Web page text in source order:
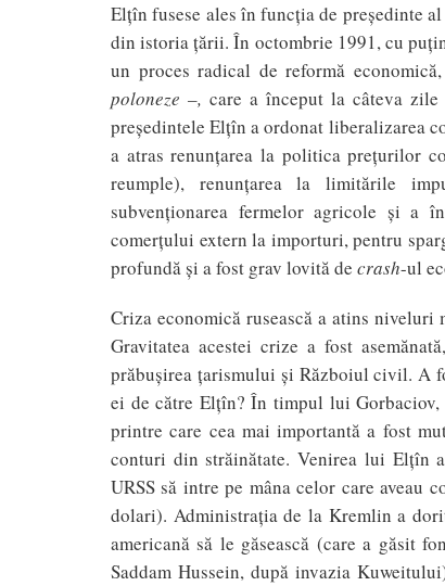
Elţîn fusese ales în funcţia de preşedinte
din istoria ţării. În octombrie 1991, cu
un proces radical de reformă
poloneze –,care a început la câteva
preşedintele Elţîn a ordonat liberalizarea
a atras renunţarea la politica preţurilor
reumple), renunţarea la limitările
subvenţionarea fermelor agricole şi a
comerţului extern la importuri, pentru
profundă şi a fost grav lovită de crash-ul
Criza economică rusească a atins
Gravitatea acestei crize a fost
prăbuşirea ţarismului şi Războiul civil. A
ei de către Elţîn? În timpul lui
printre care cea mai importantă a fost
conturi din străinătate. Venirea lui Elţîn
URSS să intre pe mâna celor care aveau
dolari). Administraţia de la Kremlin a
americană să le găsească (care a găsit
Saddam Hussein, după invazia